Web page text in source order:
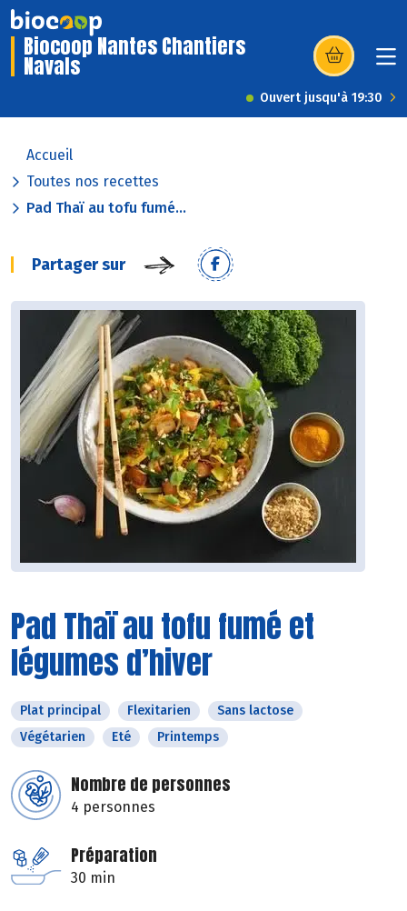
Biocoop Nantes Chantiers
Navals (s’ouvre dans
Ouvert jusqu'à 19:30
Accueil
Toutes nos recettes
Pad Thaï au tofu fumé...
Partager sur
Pad Thaï au tofu fumé et
légumes d’hiver
Plat principal Flexitarien
Sans lactose
Végétarien
Eté Printemps
Nombre de personnes
4 personnes
Préparation
30 min